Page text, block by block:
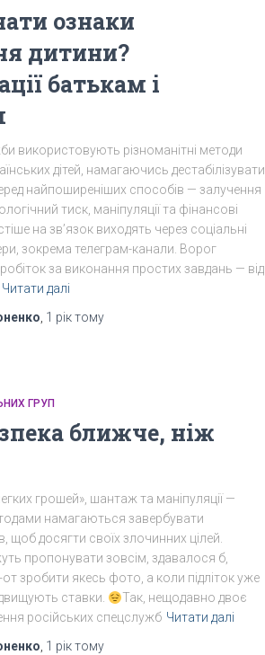
ознаки
дитини?
батькам і
використовують різноманітні методи
дітей, намагаючись дестабілізувати
найпоширеніших способів — залучення
тиск, маніпуляції та фінансові
на звʼязок виходять через соціальні
зокрема телеграм-канали. Ворог
за виконання простих завдань — від
Читати далі
, 1 ріктому
ГРУП
ближче, ніж
грошей», шантаж та маніпуляції —
намагаються завербувати
щоб досягти своїх злочинних цілей.
пропонувати зовсім, здавалося б,
от зробити якесь фото, а коли підліток уже
ставки.
Так, нещодавно двоє
російських спецслужб Читати далі
, 1 ріктому